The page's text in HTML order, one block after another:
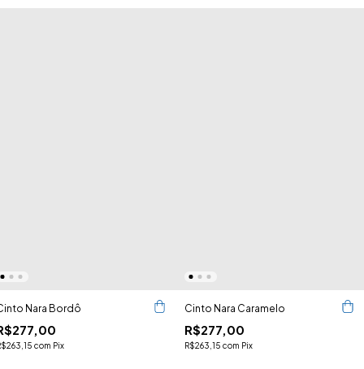
Nara Bordô
com Pix
Cinto Nara Caramelo
R$277,00
R$263,15 com Pix